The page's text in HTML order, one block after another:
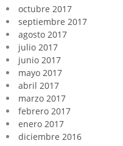
octubre 2017
septiembre 2017
agosto 2017
julio 2017
junio 2017
mayo 2017
abril 2017
marzo 2017
febrero 2017
enero 2017
diciembre 2016